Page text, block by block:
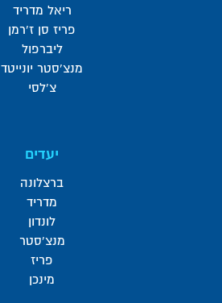
ריאל מדריד
פריז סן ז'רמן
ליברפול
מנצ'סטר יונייטד
צ'לסי
יעדים
ברצלונה
מדריד
לונדון
מנצ'סטר
פריז
מינכן